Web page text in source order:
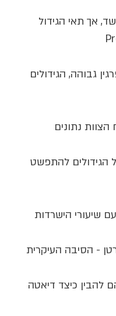
אך תאי הגידול
גבוהה, הגידולים
נתונים
הגידולים להתפשט
שיעורי הישרדות
- הסיבה העיקרית
להבין כיצד דיאטה